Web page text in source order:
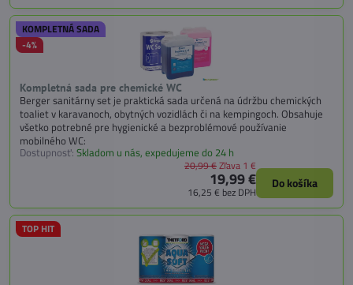
Kompletná sada pre chemické WC
KOMPLETNÁ SADA
-4%
Berger sanitárny set je praktická sada určená na údržbu chemických
toaliet v karavanoch, obytných vozidlách či na kempingoch. Obsahuje
všetko potrebné pre hygienické a bezproblémové používanie
mobilného WC:
Dostupnosť: Skladom u nás, expedujeme do 24 h
19,99 €
16,25 € bez DPH
20,99 €Zľava 1 €
Do košíka
TOP HIT